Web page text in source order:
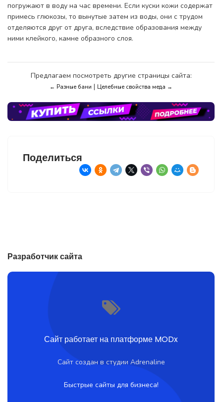
погружают в воду на час времени. Если куски кожи содержат
примесь глюкозы, то вынутые затем из воды, они с трудом
отделяются друг от друга, вследствие образования между
ними клейкого, камне образного слоя.
Предлагаем посмотреть другие страницы сайта:
← Разные бани | Целебные свойства меда →
Поделиться
Разработчик сайта
Сайт работает на платформе MODx
Сайт создан в студии Adrenaline
Быстрые сайты для бизнеса!